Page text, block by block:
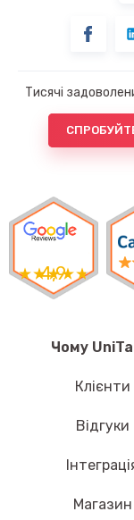
Тисячі
4,9
Чому
Клієнти
Відгуки
Магазин